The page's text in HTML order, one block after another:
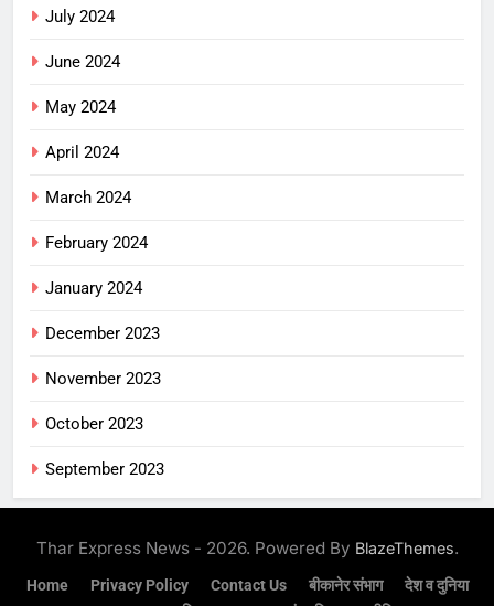
July 2024
June 2024
May 2024
April 2024
March 2024
February 2024
January 2024
December 2023
November 2023
October 2023
September 2023
Thar Express News - 2026. Powered By BlazeThemes.
Home Privacy Policy Contact Us बीकानेर संभाग
देश व दुनिया